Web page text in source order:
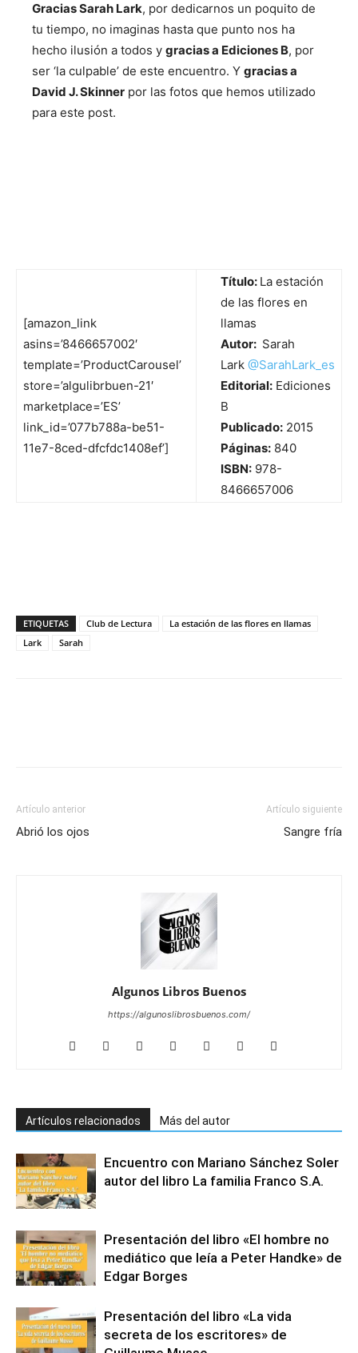
Gracias Sarah Lark, por dedicarnos un poquito de
tu tiempo, no imaginas hasta que punto nos ha
hecho ilusión a todos y gracias a Ediciones B, por
ser ‘la culpable’ de este encuentro. Y gracias a
David J. Skinner por las fotos que hemos utilizado
para este post.
[amazon_link
asins=’8466657002′
template=’ProductCarousel’
store=’algulibrbuen-21′
marketplace=’ES’
link_id=’077b788a-be51-
11e7-8ced-dfcfdc1408ef’]
Título: La estación
de las flores en
llamas
Autor: Sarah
Lark @SarahLark_es
Editorial: Ediciones
B
Publicado: 2015
Páginas: 840
ISBN: 978-
8466657006
ETIQUETAS Club de Lectura
La estación de las flores en llamas
Lark
Sarah
Artículo anterior
Abrió los ojos
Artículo siguiente
Sangre fría
Algunos Libros Buenos
https://algunoslibrosbuenos.com/
Artículos relacionados Más del autor
Encuentro con Mariano Sánchez Soler
autor del libro La familia Franco S.A.
Presentación del libro «El hombre no
mediático que leía a Peter Handke» de
Edgar Borges
Presentación del libro «La vida
secreta de los escritores» de